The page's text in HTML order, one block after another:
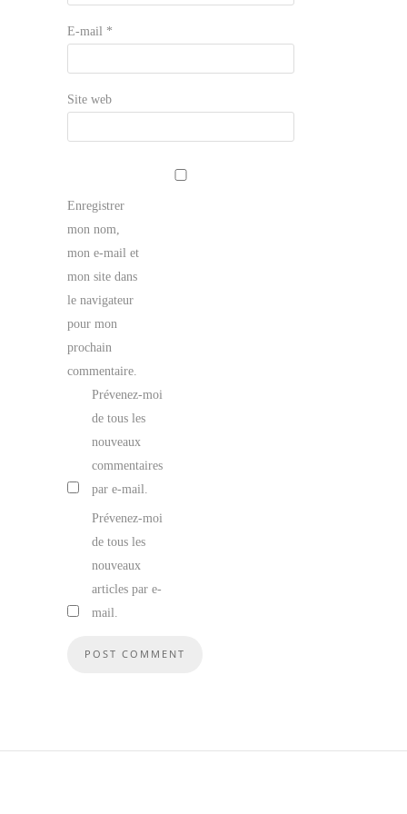
E-mail *
Site web
Enregistrer
mon nom,
mon e-mail et
mon site dans
le navigateur
pour mon
prochain
commentaire.
Prévenez-moi
de tous les
nouveaux
commentaires
par e-mail.
Prévenez-moi
de tous les
nouveaux
articles par e-
mail.